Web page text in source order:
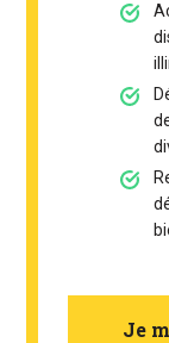
Je